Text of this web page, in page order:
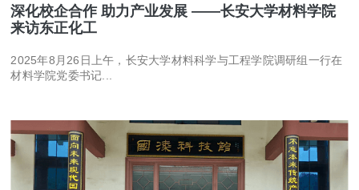
深化校企合作 助力产业发展 ——长安大学材料学院
来访东正化工
2025年8月26日上午，长安大学材料科学与工程学院调研组一行在
材料学院党委书记...